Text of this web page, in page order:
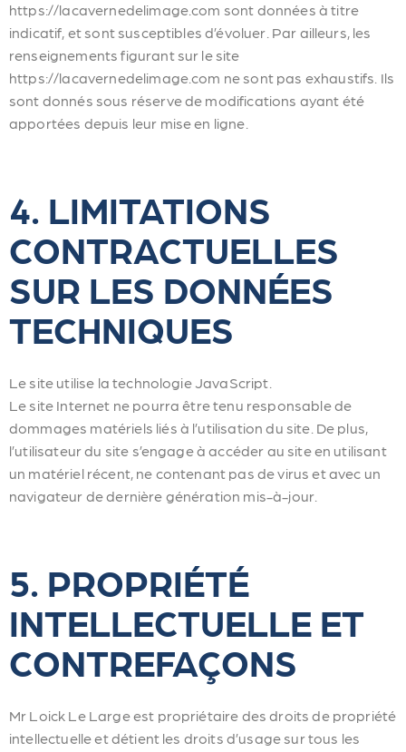
https://lacavernedelimage.com sont données à titre
indicatif, et sont susceptibles d’évoluer. Par ailleurs, les
renseignements figurant sur le site
https://lacavernedelimage.com ne sont pas exhaustifs. Ils
sont donnés sous réserve de modifications ayant été
apportées depuis leur mise en ligne.
4. LIMITATIONS
CONTRACTUELLES
SUR LES DONNÉES
TECHNIQUES
Le site utilise la technologie JavaScript.
Le site Internet ne pourra être tenu responsable de
dommages matériels liés à l’utilisation du site. De plus,
l’utilisateur du site s’engage à accéder au site en utilisant
un matériel récent, ne contenant pas de virus et avec un
navigateur de dernière génération mis-à-jour.
5. PROPRIÉTÉ
INTELLECTUELLE ET
CONTREFAÇONS
Mr Loick Le Large est propriétaire des droits de propriété
intellectuelle et détient les droits d’usage sur tous les